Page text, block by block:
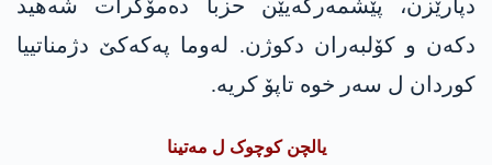
دپارێزن، پێشمەرگەیێن حزبا دەمۆکرات شەھید
دکەن و کۆلبەران دکوژن. لەوما پەکەکێ دژمناتییا
کوردان ل سەر خوە تاپۆ کریە.
یالچن کوچوک ل مەتینا